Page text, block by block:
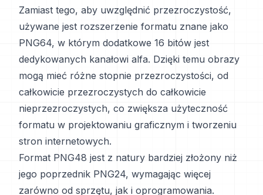
Zamiast tego, aby uwzględnić przezroczystość,
używane jest rozszerzenie formatu znane jako
PNG64, w którym dodatkowe 16 bitów jest
dedykowanych kanałowi alfa. Dzięki temu obrazy
mogą mieć różne stopnie przezroczystości, od
całkowicie przezroczystych do całkowicie
nieprzezroczystych, co zwiększa użyteczność
formatu w projektowaniu graficznym i tworzeniu
stron internetowych.
Format PNG48 jest z natury bardziej złożony niż
jego poprzednik PNG24, wymagając więcej
zarówno od sprzętu, jak i oprogramowania.